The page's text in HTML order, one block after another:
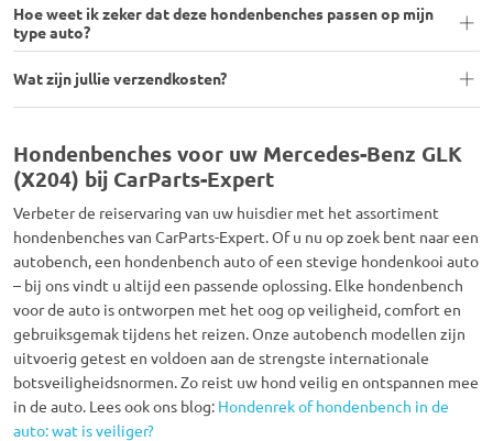
Hoe weet ik zeker dat deze hondenbenches passen op mijn
type auto?
Wat zijn jullie verzendkosten?
Hondenbenches voor uw Mercedes-Benz GLK
(X204) bij CarParts-Expert
Verbeter de reiservaring van uw huisdier met het assortiment
hondenbenches van CarParts-Expert. Of u nu op zoek bent naar een
autobench, een hondenbench auto of een stevige hondenkooi auto
– bij ons vindt u altijd een passende oplossing. Elke hondenbench
voor de auto is ontworpen met het oog op veiligheid, comfort en
gebruiksgemak tijdens het reizen. Onze autobench modellen zijn
uitvoerig getest en voldoen aan de strengste internationale
botsveiligheidsnormen. Zo reist uw hond veilig en ontspannen mee
in de auto. Lees ook ons blog: Hondenrek of hondenbench in de
auto: wat is veiliger?